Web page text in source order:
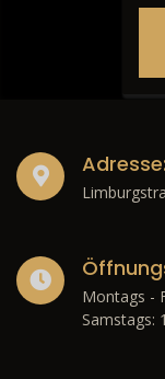
Adresse:
Montags -
Samstags: